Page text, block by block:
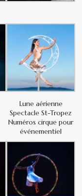
Lune aérienne
Spectacle St-Tropez
Numéros cirque pour
événementiel